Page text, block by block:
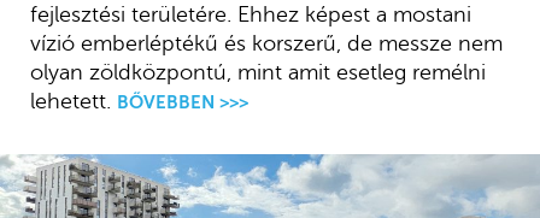
fejlesztési területére. Ehhez képest a mostani
vízió emberléptékű és korszerű, de messze nem
olyan zöldközpontú, mint amit esetleg remélni
lehetett. BŐVEBBEN >>>